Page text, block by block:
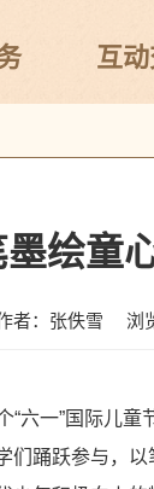
互
绘童
者：张佚雪 浏
六一”国际儿
踊跃参与，